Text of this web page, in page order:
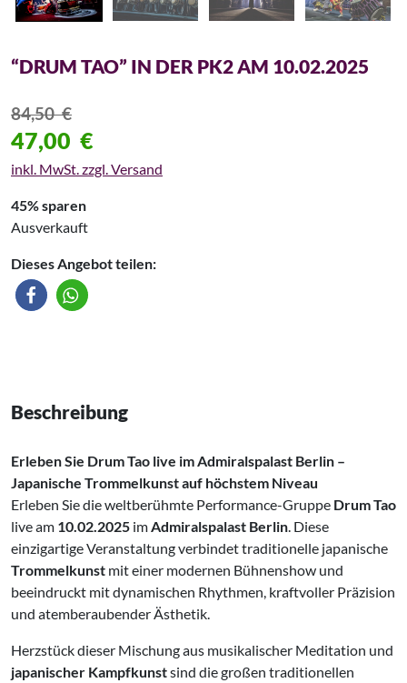
“DRUM TAO” IN DER PK2 AM 10.02.2025
84,50€
47,00 €
inkl. MwSt. zzgl. Versand
45% sparen
Ausverkauft
Dieses Angebot teilen:
Beschreibung
Erleben Sie Drum Tao live im Admiralspalast Berlin –
Japanische Trommelkunst auf höchstem Niveau
Erleben Sie die weltberühmte Performance-Gruppe Drum Tao
live am 10.02.2025 im Admiralspalast Berlin . Diese
einzigartige Veranstaltung verbindet traditionelle japanische
Trommelkunst mit einer modernen Bühnenshow und
beeindruckt mit dynamischen Rhythmen, kraftvoller Präzision
und atemberaubender Ästhetik.
Herzstück dieser Mischung aus musikalischer Meditation und
japanischer Kampfkunstsind die großen traditionellen